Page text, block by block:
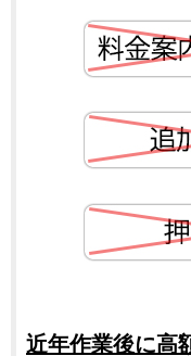
近年作業後に高